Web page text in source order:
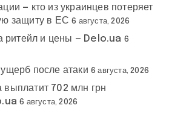
— кто из украинцев потеряет
защиту в ЕС 6 августа, 2026
ритейл и цены — Delo.ua 6
после атаки 6 августа, 2026
702 млн грн
6 августа, 2026